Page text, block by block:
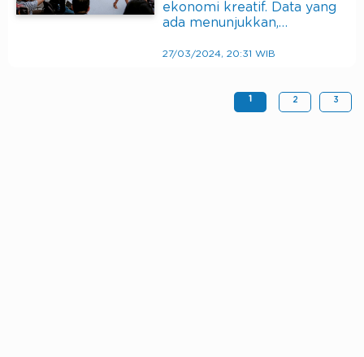
ekonomi kreatif. Data yang
ada menunjukkan,…
27/03/2024, 20:31 WIB
1 2 3